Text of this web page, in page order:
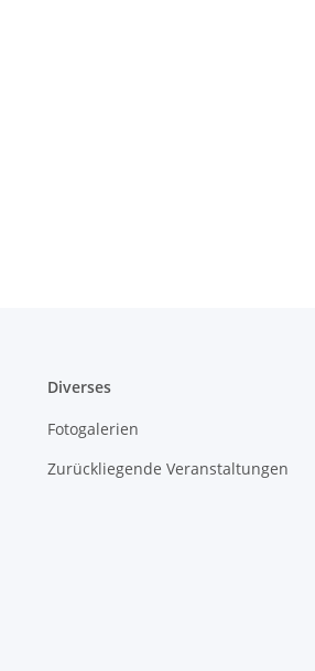
Diverses
Fotogalerien
Zurückliegende Veranstaltungen